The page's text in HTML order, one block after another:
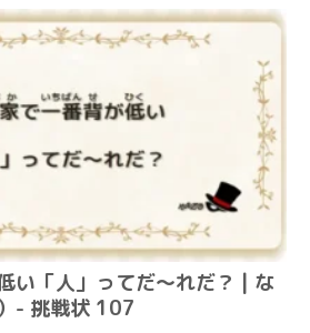
い「人」ってだ～れだ？ | な
- 挑戦状 107